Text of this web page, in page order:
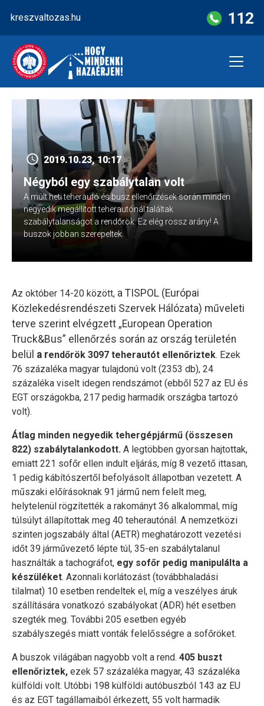
content
kreszvaltozas.hu 112
2019.10.23, 10:17
Négyból egy szabálytalan volt
A múlt heti teherautó és busz ellenőrzések során minden
negyedik megállított teherautónál találtak
szabálytalanságot a rendőrök. Ez elég rossz arány! A
buszok jobban szerepeltek.
Az október 14-20 között, a TISPOL (Európai
Közlekedésrendészeti Szervek Hálózata) műveleti
terve szerint elvégzett „European Operation
Truck&Bus” ellenőrzés során az ország területén
belül a rendőrök 3097 teherautót ellenőriztek. Ezek
76 százaléka magyar tulajdonú volt (2353 db), 24
százaléka viselt idegen rendszámot (ebből 527 az EU és
EGT országokba, 217 pedig harmadik országba tartozó
volt).
Átlag minden negyedik tehergépjármű (összesen
822) szabálytalankodott. A legtöbben gyorsan hajtottak,
emiatt 221 sofőr ellen indult eljárás, míg 8 vezető ittasan,
1 pedig kábítószertől befolyásolt állapotban vezetett. A
műszaki előírásoknak 91 jármű nem felelt meg,
helytelenül rögzítették a rakományt 36 alkalommal, míg
túlsúlyt állapítottak meg 40 teherautónál. A nemzetközi
szinten jogszabály által (AETR) meghatározott vezetési
időt 39 járművezető lépte túl, 35-en szabálytalanul
használták a tachográfot, egy sofőr pedig manipulálta a
készüléket. Azonnali korlátozást (továbbhaladási
tilalmat) 10 esetben rendeltek el, míg a veszélyes áruk
szállítására vonatkozó szabályokat (ADR) hét esetben
szegték meg. További 205 esetben egyéb
szabályszegés miatt vonták felelősségre a sofőröket.
A buszok világában nagyobb volt a rend. 405 buszt
ellenőriztek, ezek 57 százaléka magyar, 43 százaléka
külföldi volt. Utóbbi 198 külföldi autóbuszból 143 az EU
és az EGT tagállamaiból érkezett, 55 volt harmadik